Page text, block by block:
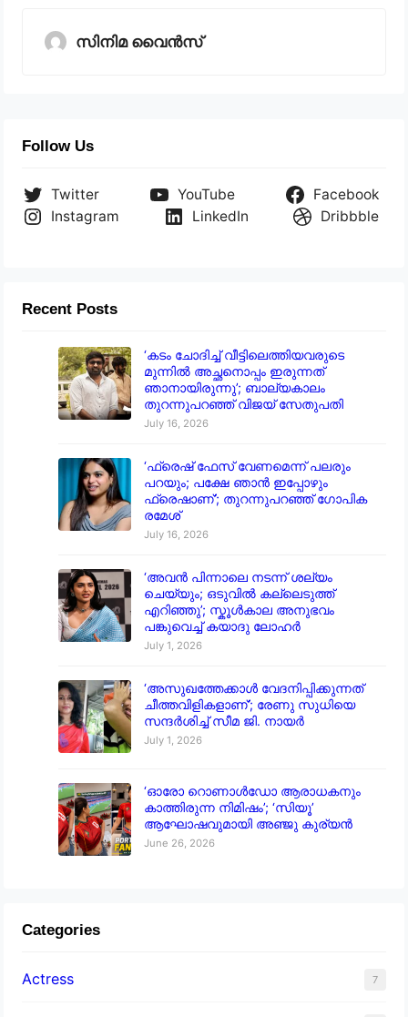
സിനിമ വൈൻസ്
Follow Us
Twitter YouTube
Facebook
Instagram
LinkedIn Dribbble
Recent Posts
‘കടം ചോദിച്ച് വീട്ടിലെത്തിയവരുടെ
മുന്നിൽ അച്ഛനൊപ്പം ഇരുന്നത്
ഞാനായിരുന്നു’; ബാല്യകാലം
തുറന്നുപറഞ്ഞ് വിജയ് സേതുപതി
July 16, 2026
‘ഫ്രെഷ് ഫേസ് വേണമെന്ന് പലരും
പറയും; പക്ഷേ ഞാൻ ഇപ്പോഴും
ഫ്രെഷാണ്’; തുറന്നുപറഞ്ഞ് ഗോപിക
രമേശ്
July 16, 2026
‘അവൻ പിന്നാലെ നടന്ന് ശല്യം
ചെയ്യും; ഒടുവിൽ കല്ലെടുത്ത്
എറിഞ്ഞു’; സ്കൂൾകാല അനുഭവം
പങ്കുവെച്ച് കയാദു ലോഹർ
July 1, 2026
‘അസുഖത്തേക്കാൾ വേദനിപ്പിക്കുന്നത്
ചീത്തവിളികളാണ്’; രേണു സുധിയെ
സന്ദർശിച്ച് സീമ ജി. നായർ
July 1, 2026
‘ഓരോ റൊണാൾഡോ ആരാധകനും
കാത്തിരുന്ന നിമിഷം’; ‘സിയൂ’
ആഘോഷവുമായി അഞ്ജു കുര്യൻ
June 26, 2026
Categories
Actress 7